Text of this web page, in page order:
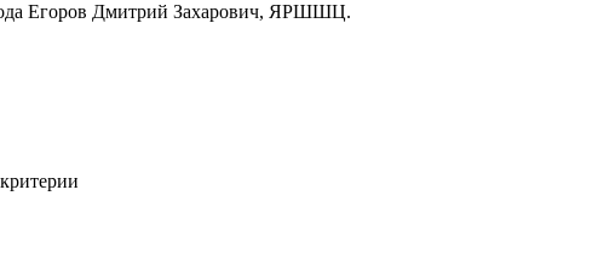
Егоров Дмитрий Захарович, ЯРШШЦ.